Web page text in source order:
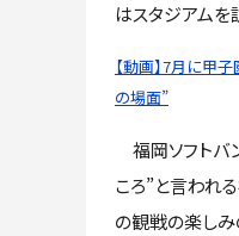
はスタジアム
【動画】7月に甲
の場面”
福岡ソフトバ
ころ”と言われ
の観戦の楽しみ